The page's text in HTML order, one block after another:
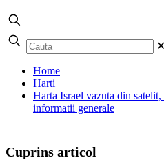
✕
Home
Harti
Harta Israel vazuta din
informatii generale
Cuprins articol